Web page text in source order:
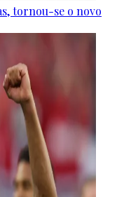
tornou-se o novo